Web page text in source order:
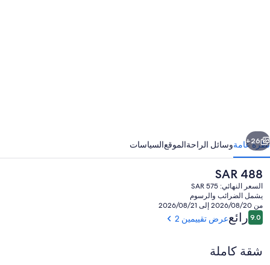
التالي
26+
نظرة عامةوسائل الراحةالموقعالسياسات
السعر
الحالي
هو
SAR
488
SAR 488
السعر النهائي: SAR 575
يشمل الضرائب والرسوم
من 2026/08/20 إلى 2026/08/21
التقييمات
9.09.0 من 10رائععرض تقييمين 2
شقة كاملة